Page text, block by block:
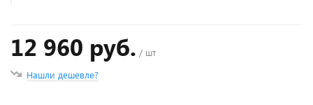
12 960 руб. / шт
Нашли дешевле?